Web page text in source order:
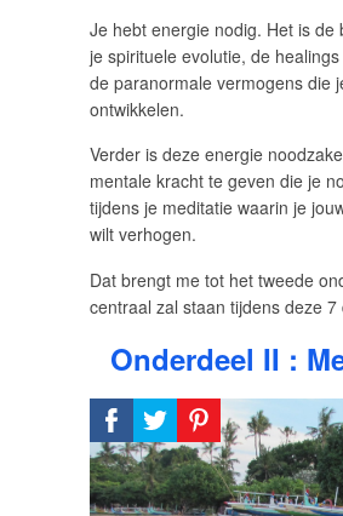
Je hebt energie nodig. Het is de
je spirituele evolutie, de
de paranormale vermogens die
ontwikkelen.
Verder is deze energie
mentale kracht te geven die je
tijdens je meditatie waarin je
wilt verhogen.
Dat brengt me tot het tweede
centraal zal staan tijdens deze
Onderdeel II :